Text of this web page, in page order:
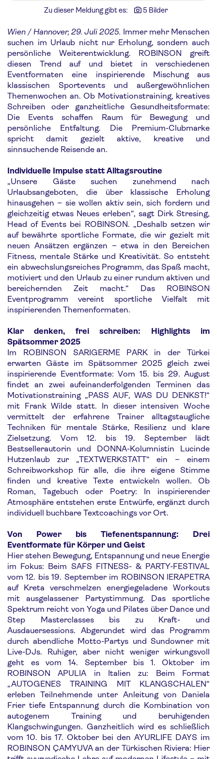
Zu dieser Meldung gibt es: 5 Bilder
Wien / Hannover, 29. Juli 2025. Immer mehr Menschen
suchen im Urlaub nicht nur Erholung, sondern auch
persönliche Weiterentwicklung. ROBINSON greift
diesen Trend auf und bietet in verschiedenen
Eventformaten eine inspirierende Mischung aus
klassischen Sportevents und außergewöhnlichen
Themenwochen an. Ob Motivationstraining, kreatives
Schreiben oder ganzheitliche Gesundheitsformate:
Die Events schaffen Raum für Bewegung und
persönliche Entfaltung. Die Premium-Clubmarke
spricht damit gezielt aktive, kreative und
sinnsuchende Reisende an.
Individuelle Impulse statt Alltagsroutine
„Unsere Gäste suchen zunehmend nach
Urlaubsangeboten, die über klassische Erholung
hinausgehen – sie wollen aktiv sein, sich fordern und
gleichzeitig etwas Neues erleben“, sagt Dirk Stresing,
Head of Events bei ROBINSON. „Deshalb setzen wir
auf bewährte sportliche Formate, die wir gezielt mit
neuen Ansätzen ergänzen – etwa in den Bereichen
Fitness, mentale Stärke und Kreativität. So entsteht
ein abwechslungsreiches Programm, das Spaß macht,
motiviert und den Urlaub zu einer rundum aktiven und
bereichernden Zeit macht.“ Das ROBINSON
Eventprogramm vereint sportliche Vielfalt mit
inspirierenden Themenformaten.
Klar denken, frei schreiben: Highlights im
Spätsommer 2025
Im ROBINSON SARIGERME PARK in der Türkei
erwarten Gäste im Spätsommer 2025 gleich zwei
inspirierende Eventformate: Vom 15. bis 29. August
findet an zwei aufeinanderfolgenden Terminen das
Motivationstraining „PASS AUF, WAS DU DENKST!“
mit Frank Wilde statt. In dieser intensiven Woche
vermittelt der erfahrene Trainer alltagstaugliche
Techniken für mentale Stärke, Resilienz und klare
Zielsetzung. Vom 12. bis 19. September lädt
Bestsellerautorin und DONNA-Kolumnistin Lucinde
Hutzenlaub zur „TEXTWERKSTATT“ ein – einem
Schreibworkshop für alle, die ihre eigene Stimme
finden und kreative Texte entwickeln wollen. Ob
Roman, Tagebuch oder Poetry: In inspirierender
Atmosphäre entstehen erste Entwürfe, ergänzt durch
individuell buchbare Textcoachings vor Ort.
Von Power bis Tiefenentspannung: Drei
Eventformate für Körper und Geist
Hier stehen Bewegung, Entspannung und neue Energie
im Fokus: Beim SAFS FITNESS- & PARTY-FESTIVAL
vom 12. bis 19. September im ROBINSON IERAPETRA
auf Kreta verschmelzen energiegeladene Workouts
mit ausgelassener Partystimmung. Das sportliche
Spektrum reicht von Yoga und Pilates über Dance und
Step Masterclasses bis zu Kraft- und
Ausdauersessions. Abgerundet wird das Programm
durch abendliche Motto-Partys und Sundowner mit
Live-DJs. Ruhiger, aber nicht weniger wirkungsvoll
geht es vom 14. September bis 1. Oktober im
ROBINSON APULIA in Italien zu: Beim Format
„AUTOGENES TRAINING MIT KLANGSCHALEN“
erleben Teilnehmende unter Anleitung von Daniela
Frier tiefe Entspannung durch die Kombination von
autogenem Training und beruhigenden
Klangschwingungen. Ganzheitlich wird es schließlich
vom 10. bis 17. Oktober bei den AYURLIFE DAYS im
ROBINSON ÇAMYUVA an der Türkischen Riviera: Hier